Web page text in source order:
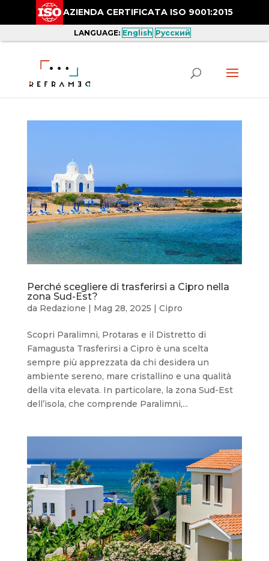
Perché scegliere di trasferirsi a Cipro nella
zona Sud-Est?
da Redazione | Mag 28, 2025 | Cipro
Scopri Paralimni, Protaras e il Distretto di
Famagusta Trasferirsi a Cipro è una scelta
sempre più apprezzata da chi desidera un
ambiente sereno, mare cristallino e una qualità
della vita elevata. In particolare, la zona Sud-Est
dell’isola, che comprende Paralimni,...
AZIENDA CERTIFICATA ISO 9001:2015
LANGUAGE: English Русский